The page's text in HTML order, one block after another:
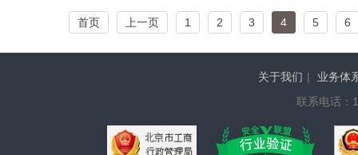
首页 上一页 1 2 3 4 5 6
关于我们 |
业务体
联系电话